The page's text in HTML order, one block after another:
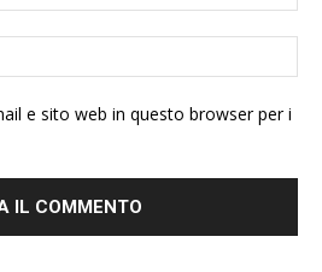
e sito web in questo browser per i